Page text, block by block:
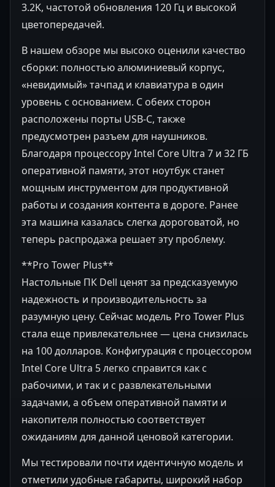
3.2K, частотой обновления 120 Гц и высокой
цветопередачей.
В нашем обзоре мы высоко оценили качество
сборки: полностью алюминиевый корпус,
«невидимый» тачпад и клавиатура в один
уровень с основанием. С обеих сторон
расположены порты USB-C, также
предусмотрен разъем для наушников.
Благодаря процессору Intel Core Ultra 7 и 32 ГБ
оперативной памяти, этот ноутбук станет
мощным инструментом для продуктивной
работы и создания контента в дороге. Ранее
эта машина казалась слегка дороговатой, но
теперь распродажа решает эту проблему.
**Pro Tower Plus**
Настольные ПК Dell ценят за предсказуемую
надежность и производительность за
разумную цену. Сейчас модель Pro Tower Plus
стала еще привлекательнее — цена снизилась
на 100 долларов. Конфигурация с процессором
Intel Core Ultra 5 легко справится как с
рабочими, и так и с развлекательными
задачами, а объем оперативной памяти и
накопителя полностью соответствует
ожиданиям для данной ценовой категории.
Мы тестировали почти идентичную модель и
отметили удобные габариты, широкий набор